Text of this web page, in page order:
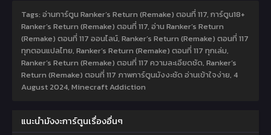
Tags: อ่านการ์ตูน Ranker’s Return (Remake) ตอนที่ 117, การ์ตูน18+
Ranker’s Return (Remake) ตอนที่ 117, อ่าน Ranker’s Return
(Remake) ตอนที่ 117 ออนไลน์, Ranker’s Return (Remake) ตอนที่ 117
ทุกตอนแปลไทย, Ranker’s Return (Remake) ตอนที่ 117 ทุกเล่ม,
Ranker’s Return (Remake) ตอนที่ 117 ความละเอียดชัด, Ranker’s
Return (Remake) ตอนที่ 117 ภาพการ์ตูนมังงะชัด อ่านเข้าใจง่าย, 4
August 2024, Minecraft Addiction
แนะนำมังงะการ์ตูนเรื่องอื่นๆ